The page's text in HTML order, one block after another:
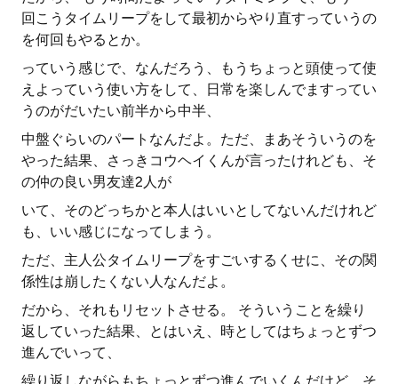
回こうタイムリープをして最初からやり直すっていうの
を何回もやるとか。
っていう感じで、なんだろう、もうちょっと頭使って使
えよっていう使い方をして、日常を楽しんでますってい
うのがだいたい前半から中半、
中盤ぐらいのパートなんだよ。ただ、まあそういうのを
やった結果、さっきコウヘイくんが言ったけれども、そ
の仲の良い男友達2人が
いて、そのどっちかと本人はいいとしてないんだけれど
も、いい感じになってしまう。
ただ、主人公タイムリープをすごいするくせに、その関
係性は崩したくない人なんだよ。
だから、それもリセットさせる。 そういうことを繰り
返していった結果、とはいえ、時としてはちょっとずつ
進んでいって、